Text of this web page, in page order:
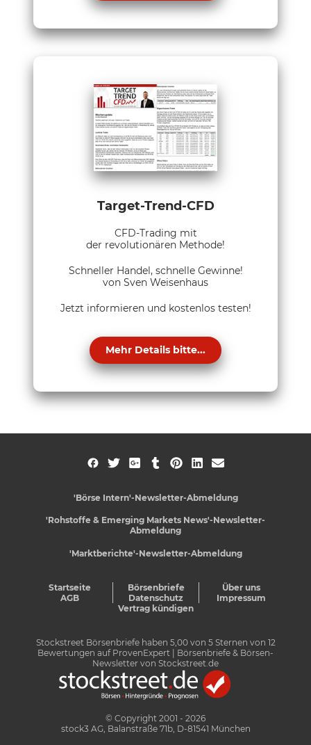
Target-Trend-CFD
CFD-Trading mit
der revolutionären Methode!
Schneller Handel, schnelle Gewinne!
von Sven Weisenhaus
Jetzt informieren und kostenlos testen!
Mehr Details bitte...
'Börse Intern'-Newsletter-Abmeldung
'Rohstoffe & Emerging Markets News'-Newsletter-
Abmeldung
'Marktberichte'-Newsletter-Abmeldung
Startseite Börsenbriefe
Über uns
AGB
Datenschutz
Impressum
Vertrag kündigen
Stockstreet Börsenbriefe haben 5,00von 5Sternen von 12
Bewertungen auf ProvenExpert
| Börsenbriefe & Börsen-
Newsletter von Stockstreet.de
© Copyright 2001 - 2026
stock3 AG, Balanstraße 71b, D-81541 München